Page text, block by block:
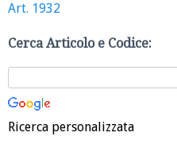
Art. 1932
Cerca Articolo e Codice:
Ricerca personalizzata